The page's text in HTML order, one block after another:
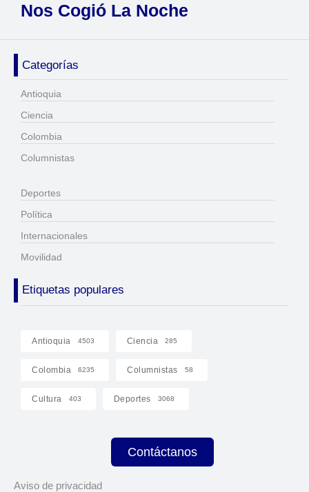
Nos Cogió La Noche
Categorías
Antioquia
Ciencia
Colombia
Columnistas
Deportes
Política
Internacionales
Movilidad
Etiquetas populares
Antioquia 4503 Ciencia 285
Colombia 6235 Columnistas 58
Cultura 403 Deportes 3068
Contáctanos
Aviso de privacidad